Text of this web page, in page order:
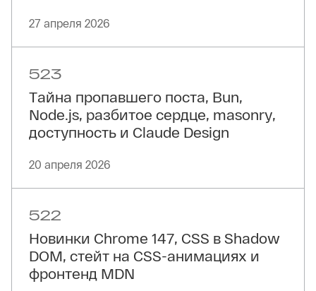
27 апреля 2026
523
Тайна пропавшего поста, Bun,
Node.js, разбитое сердце, masonry,
доступность и Claude Design
20 апреля 2026
522
Новинки Chrome 147, CSS в Shadow
DOM, стейт на CSS-анимациях и
фронтенд MDN